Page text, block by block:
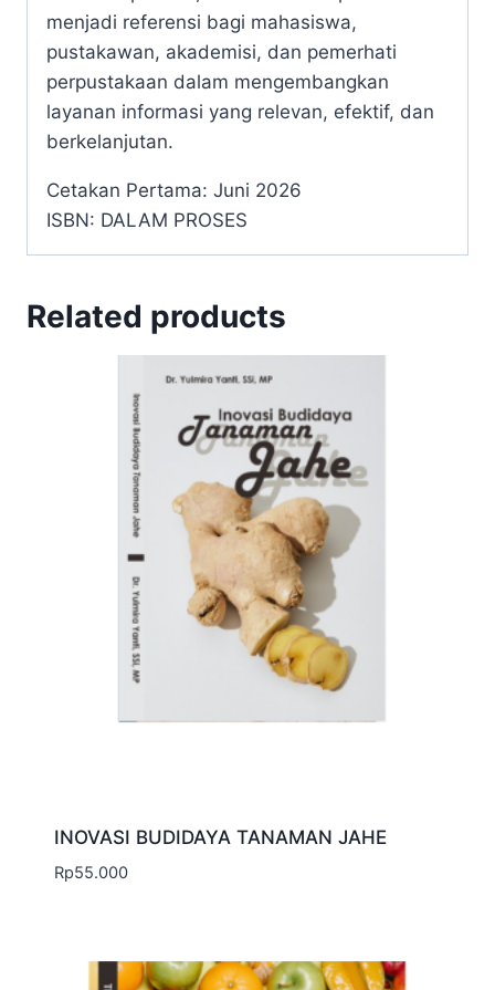
menjadi referensi bagi mahasiswa,
pustakawan, akademisi, dan pemerhati
perpustakaan dalam mengembangkan
layanan informasi yang relevan, efektif, dan
berkelanjutan.
Cetakan Pertama: Juni 2026
ISBN: DALAM PROSES
Related products
INOVASI BUDIDAYA TANAMAN JAHE
Rp55.000